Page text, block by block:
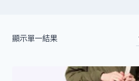
顯示單一結果